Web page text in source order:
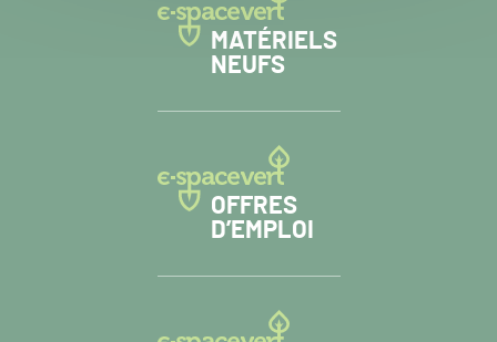
MATÉRIELS
NEUFS
OFFRES
D’EMPLOI